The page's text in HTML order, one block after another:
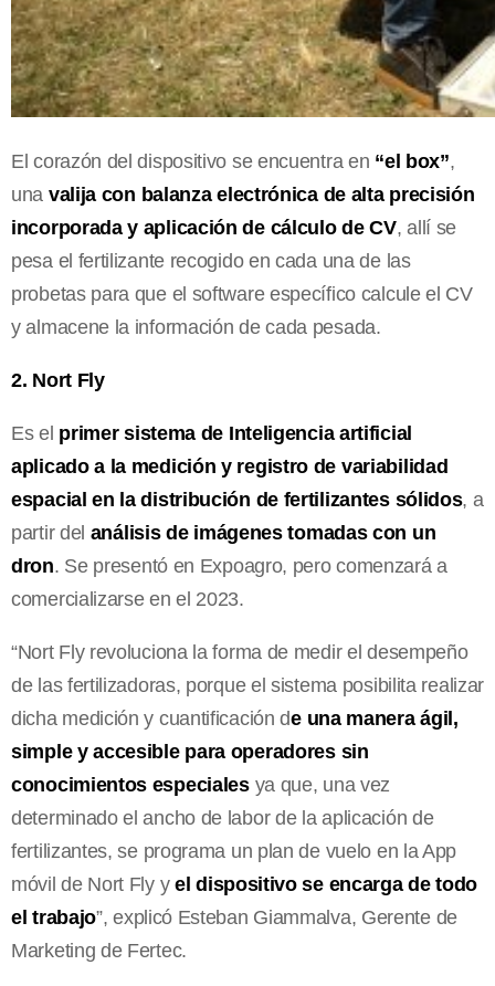
El corazón del dispositivo se encuentra en “el box”,
una valija con balanza electrónica de alta precisión
incorporada y aplicación de cálculo de CV, allí se
pesa el fertilizante recogido en cada una de las
probetas para que el software específico calcule el CV
y almacene la información de cada pesada.
2. Nort Fly
Es el primer sistema de Inteligencia artificial
aplicado a la medición y registro de variabilidad
espacial en la distribución de fertilizantes sólidos, a
partir del análisis de imágenes tomadas con un
dron. Se presentó en Expoagro, pero comenzará a
comercializarse en el 2023.
“Nort Fly revoluciona la forma de medir el desempeño
de las fertilizadoras, porque el sistema posibilita realizar
dicha medición y cuantificación de una manera ágil,
simple y accesible para operadores sin
conocimientos especialesya que, una vez
determinado el ancho de labor de la aplicación de
fertilizantes, se programa un plan de vuelo en la App
móvil de Nort Fly y el dispositivo se encarga de todo
el trabajo”, explicó Esteban Giammalva, Gerente de
Marketing de Fertec.